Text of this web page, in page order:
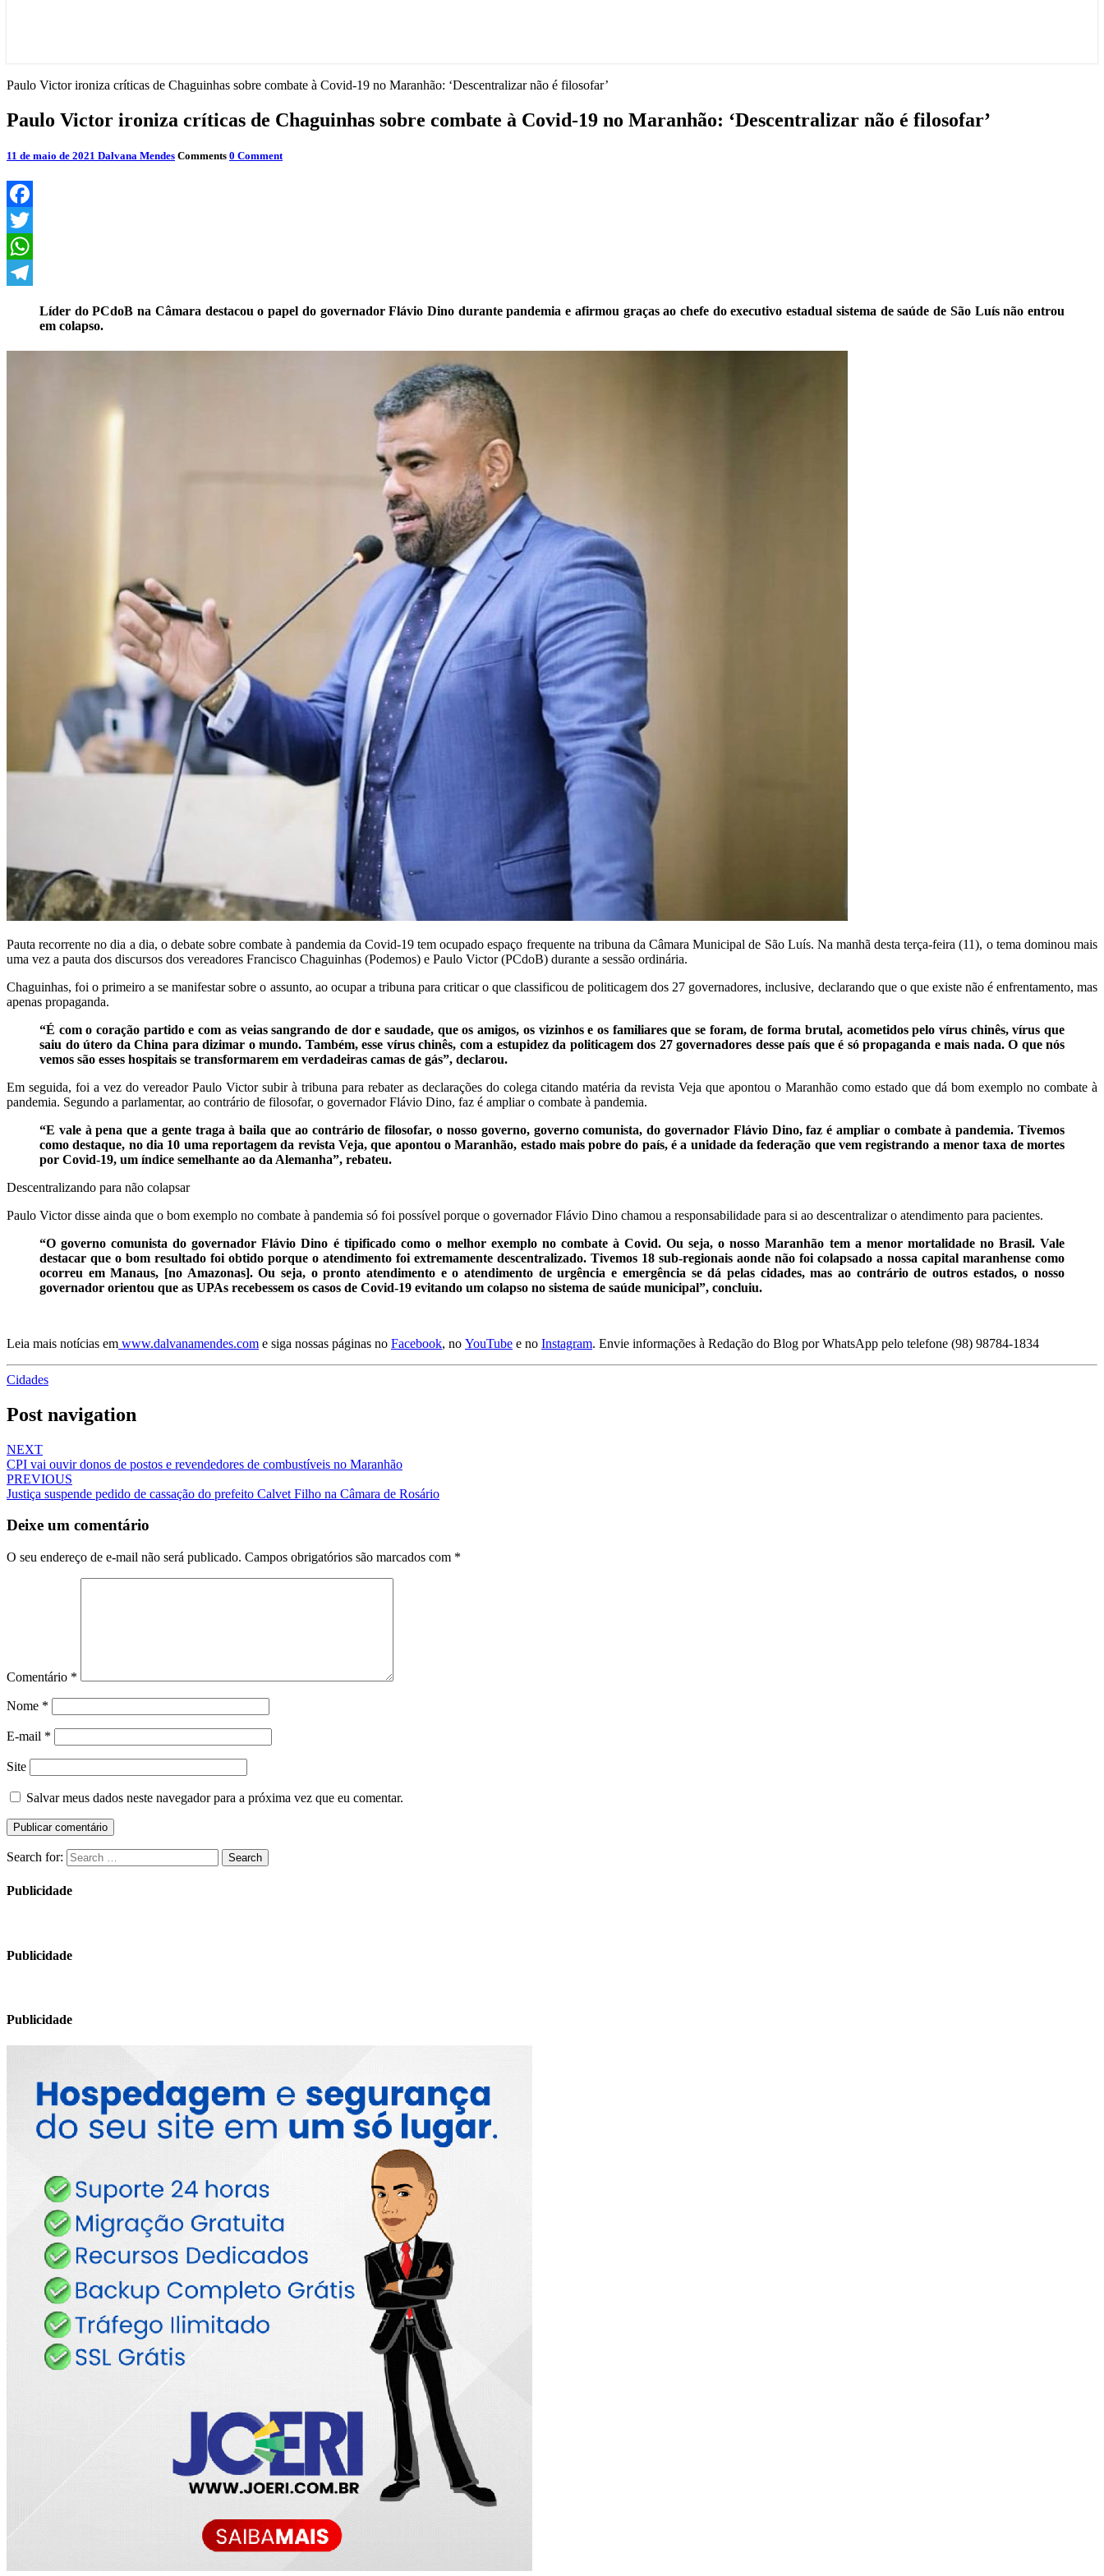
Paulo Victor ironiza críticas de Chaguinhas sobre combate à Covid-19 no Maranhão: ‘Descentralizar não é filosofar’
Paulo Victor ironiza críticas de Chaguinhas sobre combate à Covid-19 no Maranhão: ‘Descentralizar não é filosofar’
11 de maio de 2021 Dalvana Mendes Comments 0 Comment
Facebook
Twitter
WhatsApp
Líder do PCdoB na Câmara destacou o papel do governador Flávio Dino durante pandemia e afirmou graças ao chefe do executivo estadual sistema de saúde de São Luís não entrou
em colapso.
Pauta recorrente no dia a dia, o debate sobre combate à pandemia da Covid-19 tem ocupado espaço frequente na tribuna da Câmara Municipal de São Luís. Na manhã desta terça-feira (11), o tema dominou mais
uma vez a pauta dos discursos dos vereadores Francisco Chaguinhas (Podemos) e Paulo Victor (PCdoB) durante a sessão ordinária.
Chaguinhas, foi o primeiro a se manifestar sobre o assunto, ao ocupar a tribuna para criticar o que classificou de politicagem dos 27 governadores, inclusive, declarando que o que existe não é enfrentamento, mas
apenas propaganda.
“É com o coração partido e com as veias sangrando de dor e saudade, que os amigos, os vizinhos e os familiares que se foram, de forma brutal, acometidos pelo vírus chinês, vírus que
saiu do útero da China para dizimar o mundo. Também, esse vírus chinês, com a estupidez da politicagem dos 27 governadores desse país que é só propaganda e mais nada. O que nós
vemos são esses hospitais se transformarem em verdadeiras camas de gás”, declarou.
Em seguida, foi a vez do vereador Paulo Victor subir à tribuna para rebater as declarações do colega citando matéria da revista Veja que apontou o Maranhão como estado que dá bom exemplo no combate à
pandemia. Segundo a parlamentar, ao contrário de filosofar, o governador Flávio Dino, faz é ampliar o combate à pandemia.
“E vale à pena que a gente traga à baila que ao contrário de filosofar, o nosso governo, governo comunista, do governador Flávio Dino, faz é ampliar o combate à pandemia. Tivemos
como destaque, no dia 10 uma reportagem da revista Veja, que apontou o Maranhão, estado mais pobre do país, é a unidade da federação que vem registrando a menor taxa de mortes
por Covid-19, um índice semelhante ao da Alemanha”, rebateu.
Descentralizando para não colapsar
Paulo Victor disse ainda que o bom exemplo no combate à pandemia só foi possível porque o governador Flávio Dino chamou a responsabilidade para si ao descentralizar o atendimento para pacientes.
“O governo comunista do governador Flávio Dino é tipificado como o melhor exemplo no combate à Covid. Ou seja, o nosso Maranhão tem a menor mortalidade no Brasil. Vale
destacar que o bom resultado foi obtido porque o atendimento foi extremamente descentralizado. Tivemos 18 sub-regionais aonde não foi colapsado a nossa capital maranhense como
ocorreu em Manaus, [no Amazonas]. Ou seja, o pronto atendimento e o atendimento de urgência e emergência se dá pelas cidades, mas ao contrário de outros estados, o nosso
governador orientou que as UPAs recebessem os casos de Covid-19 evitando um colapso no sistema de saúde municipal”, concluiu.
Leia mais notícias em www.dalvanamendes.com e siga nossas páginas no Facebook, no YouTube e no Instagram. Envie informações à Redação do Blog por WhatsApp pelo telefone (98) 98784-1834
Cidades
Post navigation
NEXT
CPI vai ouvir donos de postos e revendedores de combustíveis no Maranhão
PREVIOUS
Justiça suspende pedido de cassação do prefeito Calvet Filho na Câmara de Rosário
Deixe um comentário
O seu endereço de e-mail não será publicado. Campos obrigatórios são marcados com *
Comentário *
Nome *
E-mail *
Site
Salvar meus dados neste navegador para a próxima vez que eu comentar.
Search for: Search
Publicidade
Publicidade
Publicidade